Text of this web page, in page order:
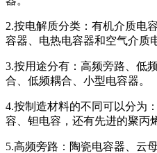
2.按电解质分类：有机介质电
容器、电热电容器和空气介质
3.按用途分有：高频旁路、低
合、低频耦合、小型电容器。
4.按制造材料的不同可以分为
容、钽电容，还有先进的聚丙
5.高频旁路：陶瓷电容器、云